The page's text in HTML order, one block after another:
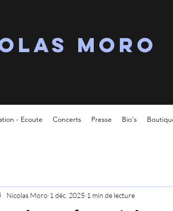
MORO
- Ecoute Concerts Presse Bio's
Nicolas Moro 1 déc. 2025 1 min de lecture